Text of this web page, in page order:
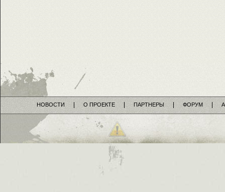
НОВОСТИ О ПРОЕКТЕ ПАРТНЕРЫ ФОРУМ